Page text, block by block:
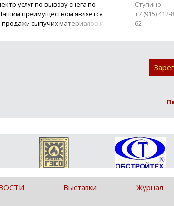
услуг по вывозу снега по
преимуществом является
сыпучих материалов и
Работаем как по
Ступино
+7 (915) 412-
62
Выставки Журнал